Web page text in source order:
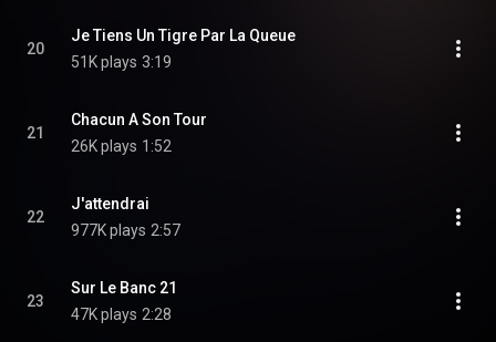
20
Je Tiens Un Tigre Par La Queue
51K plays 3:19
21
Chacun A Son Tour
26K plays 1:52
22
J'attendrai
977K plays 2:57
23
Sur Le Banc 21
47K plays 2:28